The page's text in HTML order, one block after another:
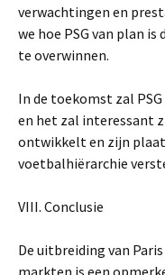
verwachtingen en
we hoe PSG van plan
te overwinnen.
In de toekomst zal
en het zal interessant
ontwikkelt en zijn
voetbalhiërarchie
VIII. Conclusie
De uitbreiding van
markten is een